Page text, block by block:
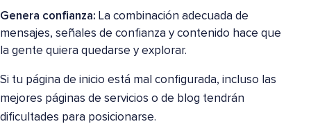
Genera confianza: La combinación adecuada de
mensajes, señales de confianza y contenido hace que
la gente quiera quedarse y explorar.
Si tu página de inicio está mal configurada, incluso las
mejores páginas de servicios o de blog tendrán
dificultades para posicionarse.